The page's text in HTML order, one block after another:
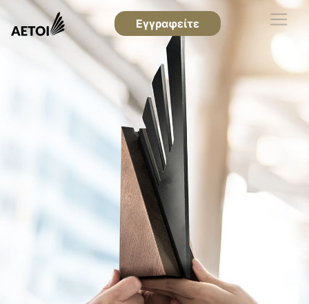
Εγγραφείτε